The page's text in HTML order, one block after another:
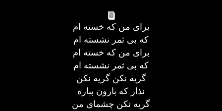
برای من که خسته ام
که بی ثمر نشسته ام
برای من که خسته ام
که بی ثمر نشسته ام
گریه نکن گریه نکن
نذار که بارون بباره
گریه نکن چشمای من